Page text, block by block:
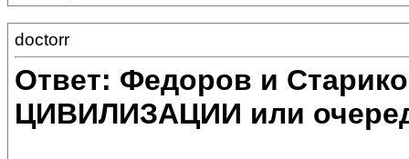
doctorr
Ответ: Федоров и
ЦИВИЛИЗАЦИИ или